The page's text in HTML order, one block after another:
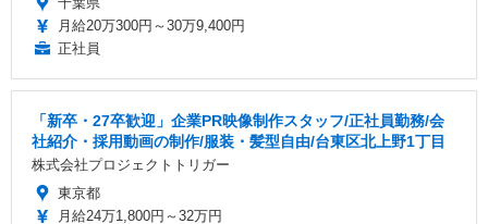
月給20万300円～30万9,400円
正社員
「新卒・27卒歓迎」企業PR映像制作スタッフ/正社員勤務/会
社紹介・採用動画の制作/服装・髪型自由/台東区北上野1丁目
株式会社プロジェクトトリガー
東京都
月給24万1,800円～32万円